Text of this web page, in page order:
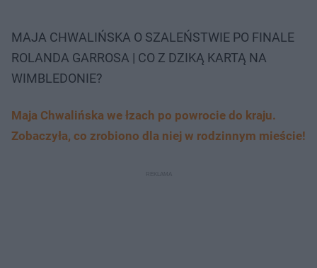
MAJA CHWALIŃSKA O SZALEŃSTWIE PO FINALE
ROLANDA GARROSA | CO Z DZIKĄ KARTĄ NA
WIMBLEDONIE?
Maja Chwalińska we łzach po powrocie do kraju.
Zobaczyła, co zrobiono dla niej w rodzinnym mieście!